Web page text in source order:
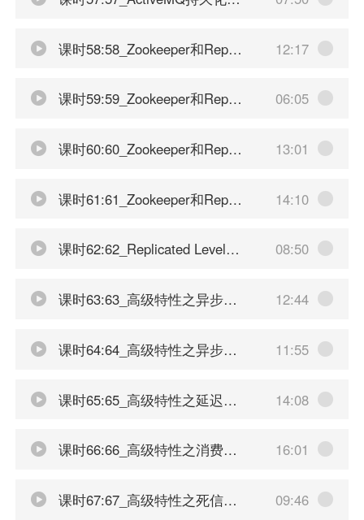
课时58:58_Zookeeper和Replicated LevelDB集群原理 12:17
课时59:59_Zookeeper和Replicated LevelDB集群部署规划说明 06:05
课时60:60_Zookeeper和Replicated LevelDB集群部署配置-上 13:01
课时61:61_Zookeeper和Replicated LevelDB集群部署配置-下 14:10
课时62:62_Replicated LevelDB集群故障迁移和验证 08:50
课时63:63_高级特性之异步投递 12:44
课时64:64_高级特性之异步投递如何确认发送成功 11:55
课时65:65_高级特性之延迟投递和定时投递 14:08
课时66:66_高级特性之消费重试机制 16:01
课时67:67_高级特性之死信队列 09:46